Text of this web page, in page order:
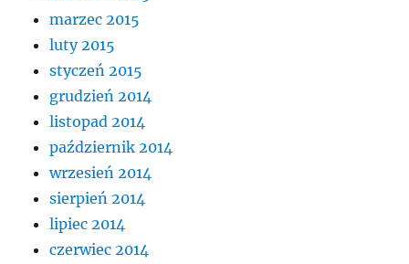
marzec 2015
luty 2015
styczeń 2015
grudzień 2014
listopad 2014
październik 2014
wrzesień 2014
sierpień 2014
lipiec 2014
czerwiec 2014